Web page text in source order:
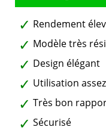
Rendement
Modèle très
Design élégant
Utilisation
Très bon
Sécurisé